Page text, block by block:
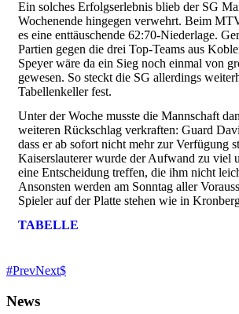
Ein solches Erfolgserlebnis blieb der SG
Wochenende hingegen verwehrt. Beim
es eine enttäuschende 62:70-Niederlage.
Partien gegen die drei Top-Teams aus
Speyer wäre da ein Sieg noch einmal von
gewesen. So steckt die SG allerdings
Tabellenkeller fest.
Unter der Woche musste die Mannschaft
weiteren Rückschlag verkraften: Guard
dass er ab sofort nicht mehr zur Verfügung
Kaiserslauterer wurde der Aufwand zu viel
eine Entscheidung treffen, die ihm nicht
Ansonsten werden am Sonntag aller
Spieler auf der Platte stehen wie in
TABELLE
PrevNext
News